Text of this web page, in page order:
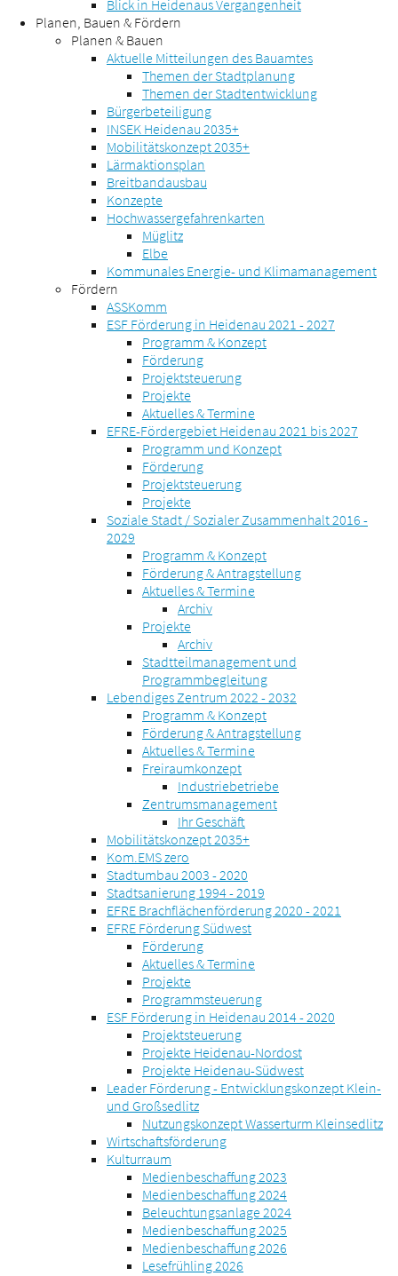
Blick in Heidenaus Vergangenheit
Planen, Bauen & Fördern
Planen & Bauen
Aktuelle Mitteilungen des Bauamtes
Themen der Stadtplanung
Themen der Stadtentwicklung
Bürgerbeteiligung
INSEK Heidenau 2035+
Mobilitätskonzept 2035+
Lärmaktionsplan
Breitbandausbau
Konzepte
Hochwassergefahrenkarten
Müglitz
Elbe
Kommunales Energie- und Klimamanagement
Fördern
ASSKomm
ESF Förderung in Heidenau 2021 - 2027
Programm & Konzept
Förderung
Projektsteuerung
Projekte
Aktuelles & Termine
EFRE-Fördergebiet Heidenau 2021 bis 2027
Programm und Konzept
Förderung
Projektsteuerung
Projekte
Soziale Stadt / Sozialer Zusammenhalt 2016 -
2029
Programm & Konzept
Förderung & Antragstellung
Aktuelles & Termine
Archiv
Projekte
Archiv
Stadtteilmanagement und
Programmbegleitung
Lebendiges Zentrum 2022 - 2032
Programm & Konzept
Förderung & Antragstellung
Aktuelles & Termine
Freiraumkonzept
Industriebetriebe
Zentrumsmanagement
Ihr Geschäft
Mobilitätskonzept 2035+
Kom.EMS zero
Stadtumbau 2003 - 2020
Stadtsanierung 1994 - 2019
EFRE Brachflächenförderung 2020 - 2021
EFRE Förderung Südwest
Förderung
Aktuelles & Termine
Projekte
Programmsteuerung
ESF Förderung in Heidenau 2014 - 2020
Projektsteuerung
Projekte Heidenau-Nordost
Projekte Heidenau-Südwest
Leader Förderung - Entwicklungskonzept Klein-
und Großsedlitz
Nutzungskonzept Wasserturm Kleinsedlitz
Wirtschaftsförderung
Kulturraum
Medienbeschaffung 2023
Medienbeschaffung 2024
Beleuchtungsanlage 2024
Medienbeschaffung 2025
Medienbeschaffung 2026
Lesefrühling 2026